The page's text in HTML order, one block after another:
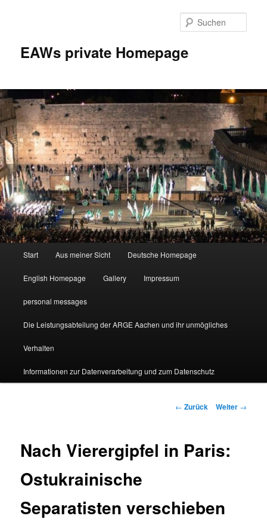
EAWs private Homepage
Start Aus meiner Sicht Deutsche Homepage
English Homepage Gallery Impressum
personal messages
Die Leistungsabteilung der ARGE Aachen und ihr unmögliches
Verhalten
Informationen zur Datenverarbeitung und zum Datenschutz
Beitragsnavigation
← Zurück Weiter →
Nach Vierergipfel in Paris:
Ostukrainische
Separatisten verschieben